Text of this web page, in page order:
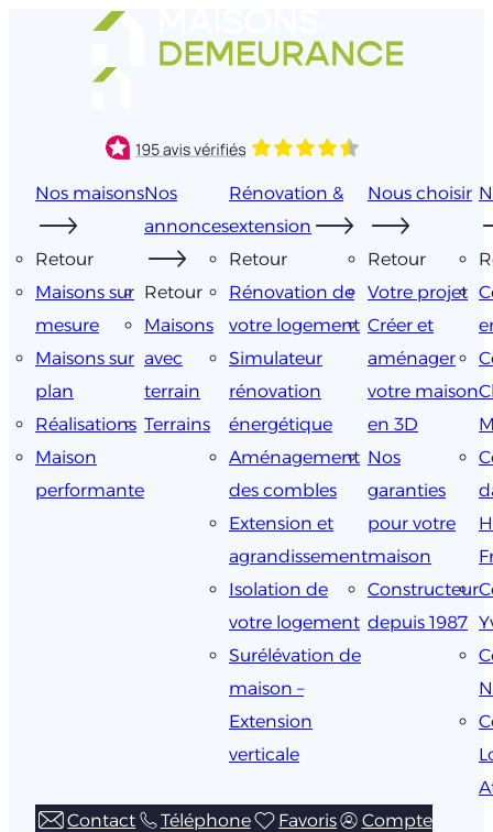
Nos maisons
Retour
Maisons sur
mesure
Maisons sur
plan
Réalisations
Maison
performante
Nos
annonces
Retour
Maisons
avec
terrain
Terrains
Rénovation &
extension
Retour
Rénovation de
votre logement
Simulateur
rénovation
énergétique
Aménagement
des combles
Extension et
agrandissement
Isolation de
votre logement
Surélévation de
maison –
Extension
verticale
Nous choisir
Retour
Votre projet
Créer et
aménager
votre maison
en 3D
Nos
garanties
pour votre
maison
Constructeur
depuis 1987
Contact
Téléphone Favoris Compte